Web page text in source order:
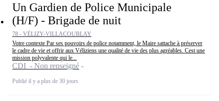
Un Gardien de Police Municipale
(H/F) - Brigade de nuit
78 - VÉLIZY-VILLACOUBLAY
Votre contexte Par ses pouvoirs de police notamment, le Maire sattache à préserver
le cadre de vie et offrir aux Véliziens une qualité de vie des plus agréables. Cest une
mission polyvalente qui le...
CDI - Non renseigné
Publié il y a plus de 30 jours